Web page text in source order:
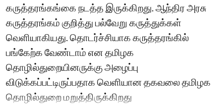
கருத்தரங்கங்கை நடத்த இருக்கிறது. ஆந்திர அரசு
கருத்தரங்கம் குறித்து பல்வேறு கருத்துக்கள்
வெளியாகியது. தொடர்ச்சியாக கருத்தரங்கில்
பங்கேற்க வேண்டாம் என தமிழக
தொழில்துறையினருக்கு அழைப்பு
விடுக்கப்பட்டிருப்பதாக வெளியான தகவலை தமிழக
தொழில்துறை மறுத்திருக்கிறது